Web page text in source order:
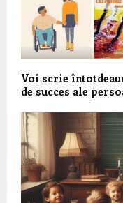
Voi scrie
de succes ale